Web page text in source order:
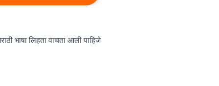
भाषा लिहता वाचता आली पाहिजे